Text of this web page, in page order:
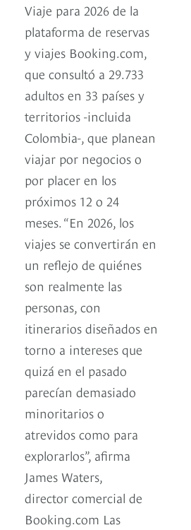
Viaje para 2026 de la
plataforma de reservas
y viajes Booking.com,
que consultó a 29.733
adultos en 33 países y
territorios -incluida
Colombia-, que planean
viajar por negocios o
por placer en los
próximos 12 o 24
meses. “En 2026, los
viajes se convertirán en
un reflejo de quiénes
son realmente las
personas, con
itinerarios diseñados en
torno a intereses que
quizá en el pasado
parecían demasiado
minoritarios o
atrevidos como para
explorarlos”, afirma
James Waters,
director comercial de
Booking.com Las